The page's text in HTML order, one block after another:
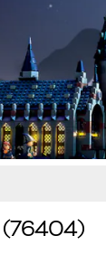
(76404)